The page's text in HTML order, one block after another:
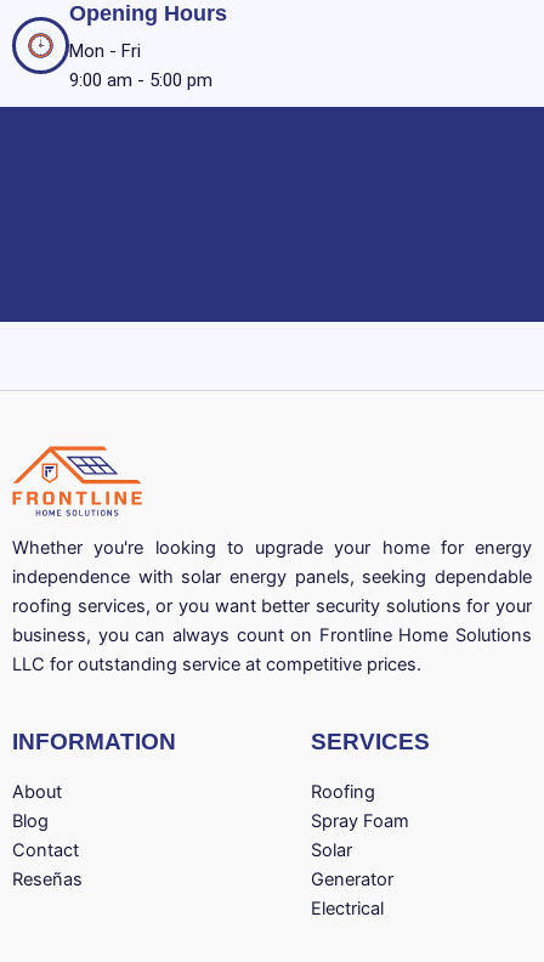
Opening Hours
Mon - Fri
9:00 am - 5:00 pm
Whether you're looking to upgrade your home for energy
independence with solar energy panels, seeking dependable
roofing services, or you want better security solutions for your
business, you can always count on Frontline Home Solutions
LLC for outstanding service at competitive prices.
INFORMATION
About
Blog
Contact
Reseñas
SERVICES
Roofing
Spray Foam
Solar
Generator
Electrical